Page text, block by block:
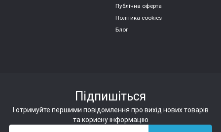
Публічна оферта
Політика cookies
Блог
Підпишіться
І отримуйте першими повідомлення про вихід нових товарів
та корисну інформацію